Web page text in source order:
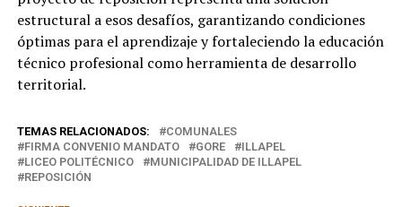
estructural a esos desafíos, garantizando condiciones
óptimas para el aprendizaje y fortaleciendo la educación
técnico profesional como herramienta de desarrollo
territorial.
TEMAS RELACIONADOS:
COMUNALES
FIRMA CONVENIO MANDATO
GORE
ILLAPEL
LICEO POLITÉCNICO
MUNICIPALIDAD DE ILLAPEL
REPOSICIÓN